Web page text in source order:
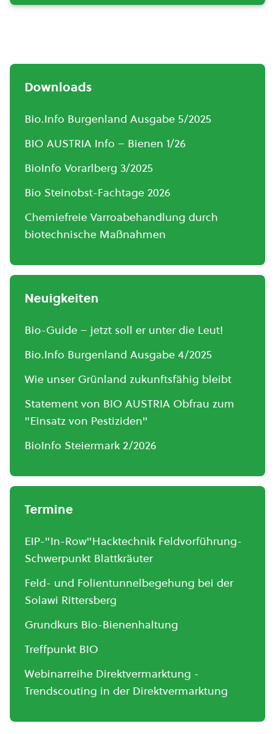
Downloads
Bio.Info Burgenland Ausgabe 5/2025
BIO AUSTRIA Info – Bienen 1/26
BioInfo Vorarlberg 3/2025
Bio Steinobst-Fachtage 2026
Chemiefreie Varroabehandlung durch
biotechnische Maßnahmen
Neuigkeiten
Bio-Guide – jetzt soll er unter die Leut!
Bio.Info Burgenland Ausgabe 4/2025
Wie unser Grünland zukunftsfähig bleibt
Statement von BIO AUSTRIA Obfrau zum
"Einsatz von Pestiziden"
BioInfo Steiermark 2/2026
Termine
EIP-"In-Row"Hacktechnik Feldvorführung-
Schwerpunkt Blattkräuter
Feld- und Folientunnelbegehung bei der
Solawi Rittersberg
Grundkurs Bio-Bienenhaltung
Treffpunkt BIO
Webinarreihe Direktvermarktung -
Trendscouting in der Direktvermarktung